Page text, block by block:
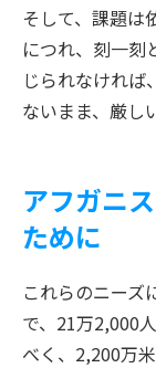
そして、課題は
につれ、刻一刻
じられなければ
ないまま、厳し
アフガニ
ために
これらのニーズ
で、21万2,000
べく、2,200万